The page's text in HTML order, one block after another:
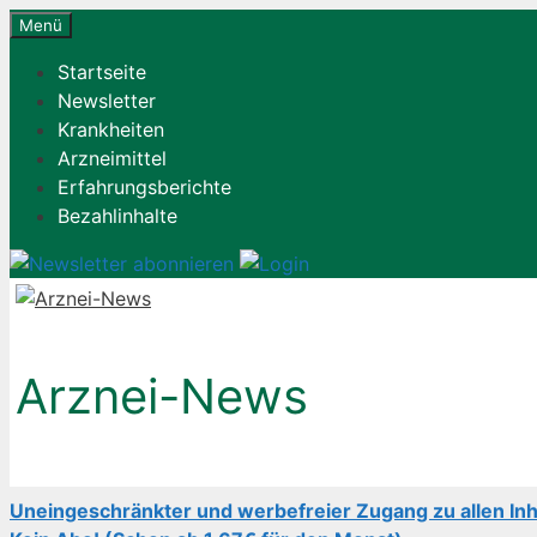
Zum
springen
Menü
Startseite
Newsletter
Krankheiten
Arzneimittel
Erfahrungsberichte
Bezahlinhalte
Arznei-News
Uneingeschränkter und werbefreier Zugang zu allen